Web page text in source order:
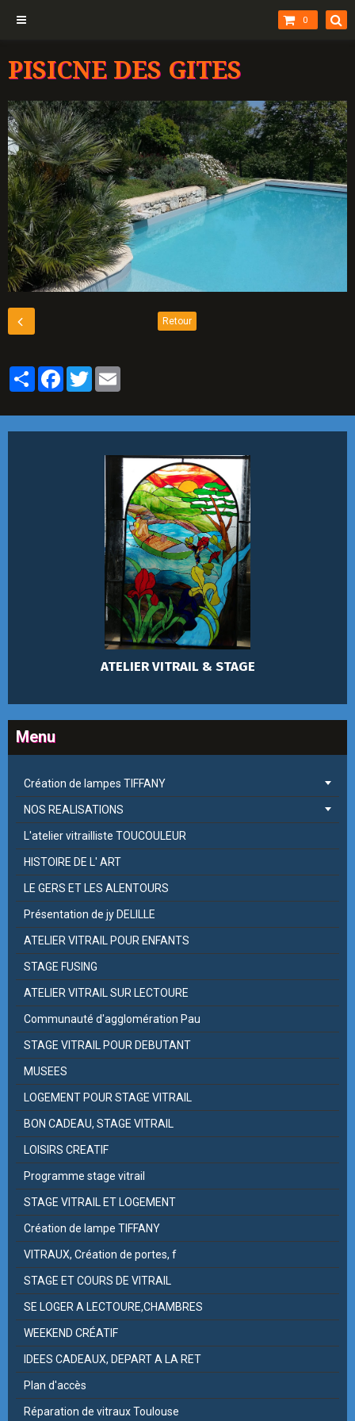
0
PISICNE DES GITES
Retour
PartagerFacebook
Twitter
ATELIER VITRAIL & STAGE
Menu
Création de lampes TIFFANY
NOS REALISATIONS
L'atelier vitrailliste TOUCOULEUR
HISTOIRE DE L' ART
LE GERS ET LES ALENTOURS
Présentation de jy DELILLE
ATELIER VITRAIL POUR ENFANTS
STAGE FUSING
ATELIER VITRAIL SUR LECTOURE
Communauté d'agglomération Pau
STAGE VITRAIL POUR DEBUTANT
MUSEES
LOGEMENT POUR STAGE VITRAIL
BON CADEAU, STAGE VITRAIL
LOISIRS CREATIF
Programme stage vitrail
STAGE VITRAIL ET LOGEMENT
Création de lampe TIFFANY
VITRAUX, Création de portes, f
STAGE ET COURS DE VITRAIL
SE LOGER A LECTOURE,CHAMBRES
WEEKEND CRÉATIF
IDEES CADEAUX, DEPART A LA RET
Plan d'accès
Réparation de vitraux Toulouse